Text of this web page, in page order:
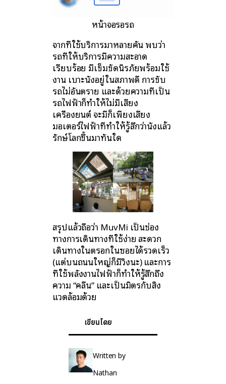
หน้าจอรอรถ
จากที่ใช้บริการมาหลายคัน พบว่า
รถที่ให้บริการมีความสะอาด
เรียบร้อย มีเข็มขัดนิรภัยพร้อมใช้
งาน เบาะนั่งอยู่ในสภาพดี การขับ
รถไม่อันตราย และด้วยความที่เป็น
รถไฟฟ้าก็ทำให้ไม่มีเสียง
เครื่องยนต์ จะมีก็เพียงเสียง
มอเตอร์ไฟฟ้าที่ทำให้รู้สึกว่านั่งแล้ว
รักษ์โลกขึ้นมาทันใด
สรุปแล้วถือว่า MuvMi เป็นช่อง
ทางการเดินทางที่ใช้ง่าย สะดวก
เดินทางในตรอกในซอยได้รวดเร็ว
(แต่บนถนนใหญ่ก็มีวิ่งนะ) และการ
ที่ใช้พลังงานไฟฟ้าก็ทำให้รู้สึกถึง
ความ “คลีน” และเป็นมิตรกับสิ่ง
แวดล้อมด้วย
เขียนโดย
Written by
Nathan